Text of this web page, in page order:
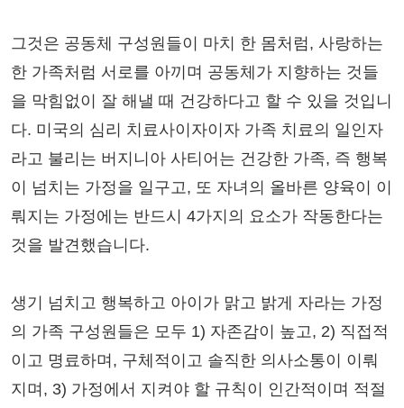
그것은 공동체 구성원들이 마치 한 몸처럼, 사랑하는
한 가족처럼 서로를 아끼며 공동체가 지향하는 것들
을 막힘없이 잘 해낼 때 건강하다고 할 수 있을 것입니
다. 미국의 심리 치료사이자이자 가족 치료의 일인자
라고 불리는 버지니아 사티어는 건강한 가족, 즉 행복
이 넘치는 가정을 일구고, 또 자녀의 올바른 양육이 이
뤄지는 가정에는 반드시 4가지의 요소가 작동한다는
것을 발견했습니다.
생기 넘치고 행복하고 아이가 맑고 밝게 자라는 가정
의 가족 구성원들은 모두 1) 자존감이 높고, 2) 직접적
이고 명료하며, 구체적이고 솔직한 의사소통이 이뤄
지며, 3) 가정에서 지켜야 할 규칙이 인간적이며 적절